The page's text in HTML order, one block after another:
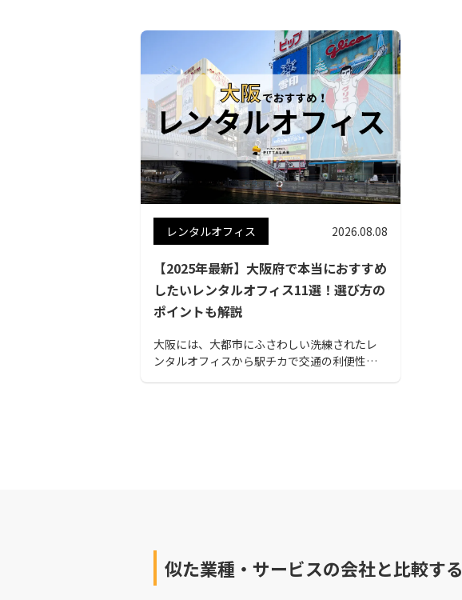
レンタルオフィス 2026.08.08
【2025年最新】大阪府で本当におすすめ
したいレンタルオフィス11選！選び方の
ポイントも解説
大阪には、大都市にふさわしい洗練されたレ
ンタルオフィスから駅チカで交通の利便性が
似た業種・サービスの会社と比較する